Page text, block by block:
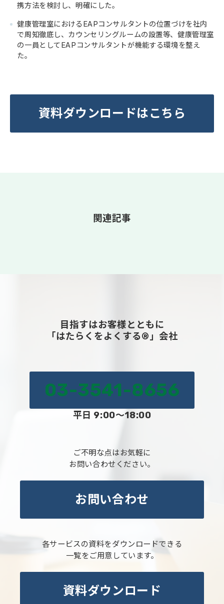
携方法を検討し、明確にした。
健康管理室におけるEAPコンサルタントの位置づけを社内
で周知徹底し、カウンセリングルームの設置等、健康管理室
の一員としてEAPコンサルタントが機能する環境を整え
た。
資料ダウンロードはこちら
関連記事
目指すはお客様とともに
「はたらくをよくする®」会社
03-3541-8656
平日 9:00～18:00
ご不明な点はお気軽に
お問い合わせください。
お問い合わせ
各サービスの資料をダウンロードできる
一覧をご用意しています。
資料ダウンロード